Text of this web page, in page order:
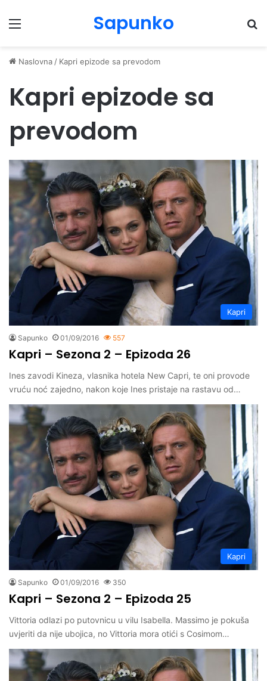
Menu Sapunko
Naslovna / Kapri epizode sa prevodom
Kapri epizode sa
prevodom
Kapri
Sapunko 01/09/2016 557
Kapri – Sezona 2 – Epizoda 26
Ines zavodi Kineza, vlasnika hotela New Capri, te oni provode
vruću noć zajedno, nakon koje Ines pristaje na rastavu od…
Kapri
Sapunko 01/09/2016 350
Kapri – Sezona 2 – Epizoda 25
Vittoria odlazi po putovnicu u vilu Isabella. Massimo je pokuša
uvjeriti da nije ubojica, no Vittoria mora otići s Cosimom…